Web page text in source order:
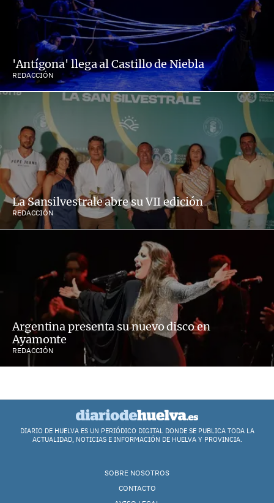
'Antígona' llega al Castillo de Niebla
REDACCIÓN
La Sansilvestrale abre su VII edición
REDACCIÓN
Argentina presenta su nuevo disco en
Ayamonte
REDACCIÓN
DIARIO DE HUELVA ES UN PERIÓDICO DIGITAL DONDE SE PUBLICA TODA LA
ACTUALIDAD, NOTICIAS E INFORMACIÓN DE HUELVA Y PROVINCIA.
SOBRE NOSOTROS
CONTACTO